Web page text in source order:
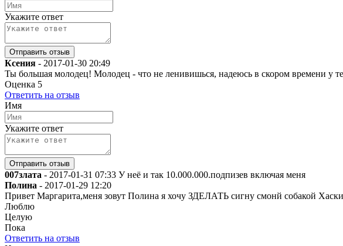
Укажите ответ
Ксения - 2017-01-30 20:49
Ты большая молодец! Молодец - что не ленивишься, надеюсь в скором времени у
Оценка 5
Ответить на отзыв
Имя
Укажите ответ
007злата - 2017-01-31 07:33 У неё и так 10.000.000.подпизев включая меня
Полина - 2017-01-29 12:20
Привет Маргарита,меня зовут Полина я хочу ЗДЕЛАТЬ сигну смонй собакой
Люблю
Целую
Пока
Ответить на отзыв